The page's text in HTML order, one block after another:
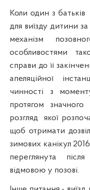
Коли один з батьків
для виїзду дитини
механізм
особливостями
справи до її
апеляційної
чинності з
протягом
розгляд
якої
щоб отримати
зимових канікул
переглянута
відмовою у позові.